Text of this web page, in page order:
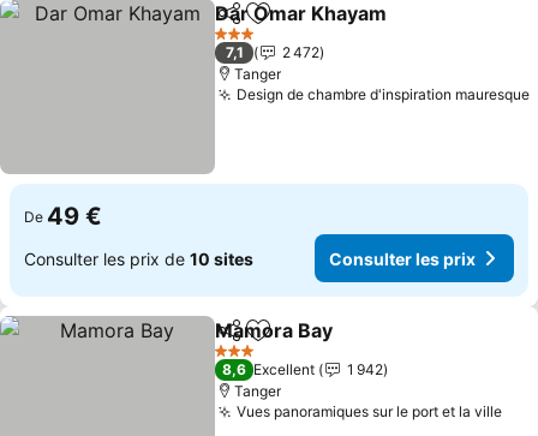
PartagerAjouter à mes favoris
Dar Omar Khayam
3 Étoiles
7,1
2 472
Tanger
Design de chambre d'inspiration mauresque
De 49 €
Consulter les prix de 10 sites Consulter les prix
PartagerAjouter à mes favoris
Mamora Bay
3 Étoiles
8,6 Excellent
1 942
Tanger
Vues panoramiques sur le port et la ville